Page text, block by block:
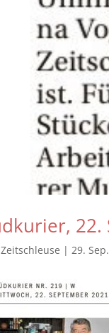
22.
Zeitschleuse |29.